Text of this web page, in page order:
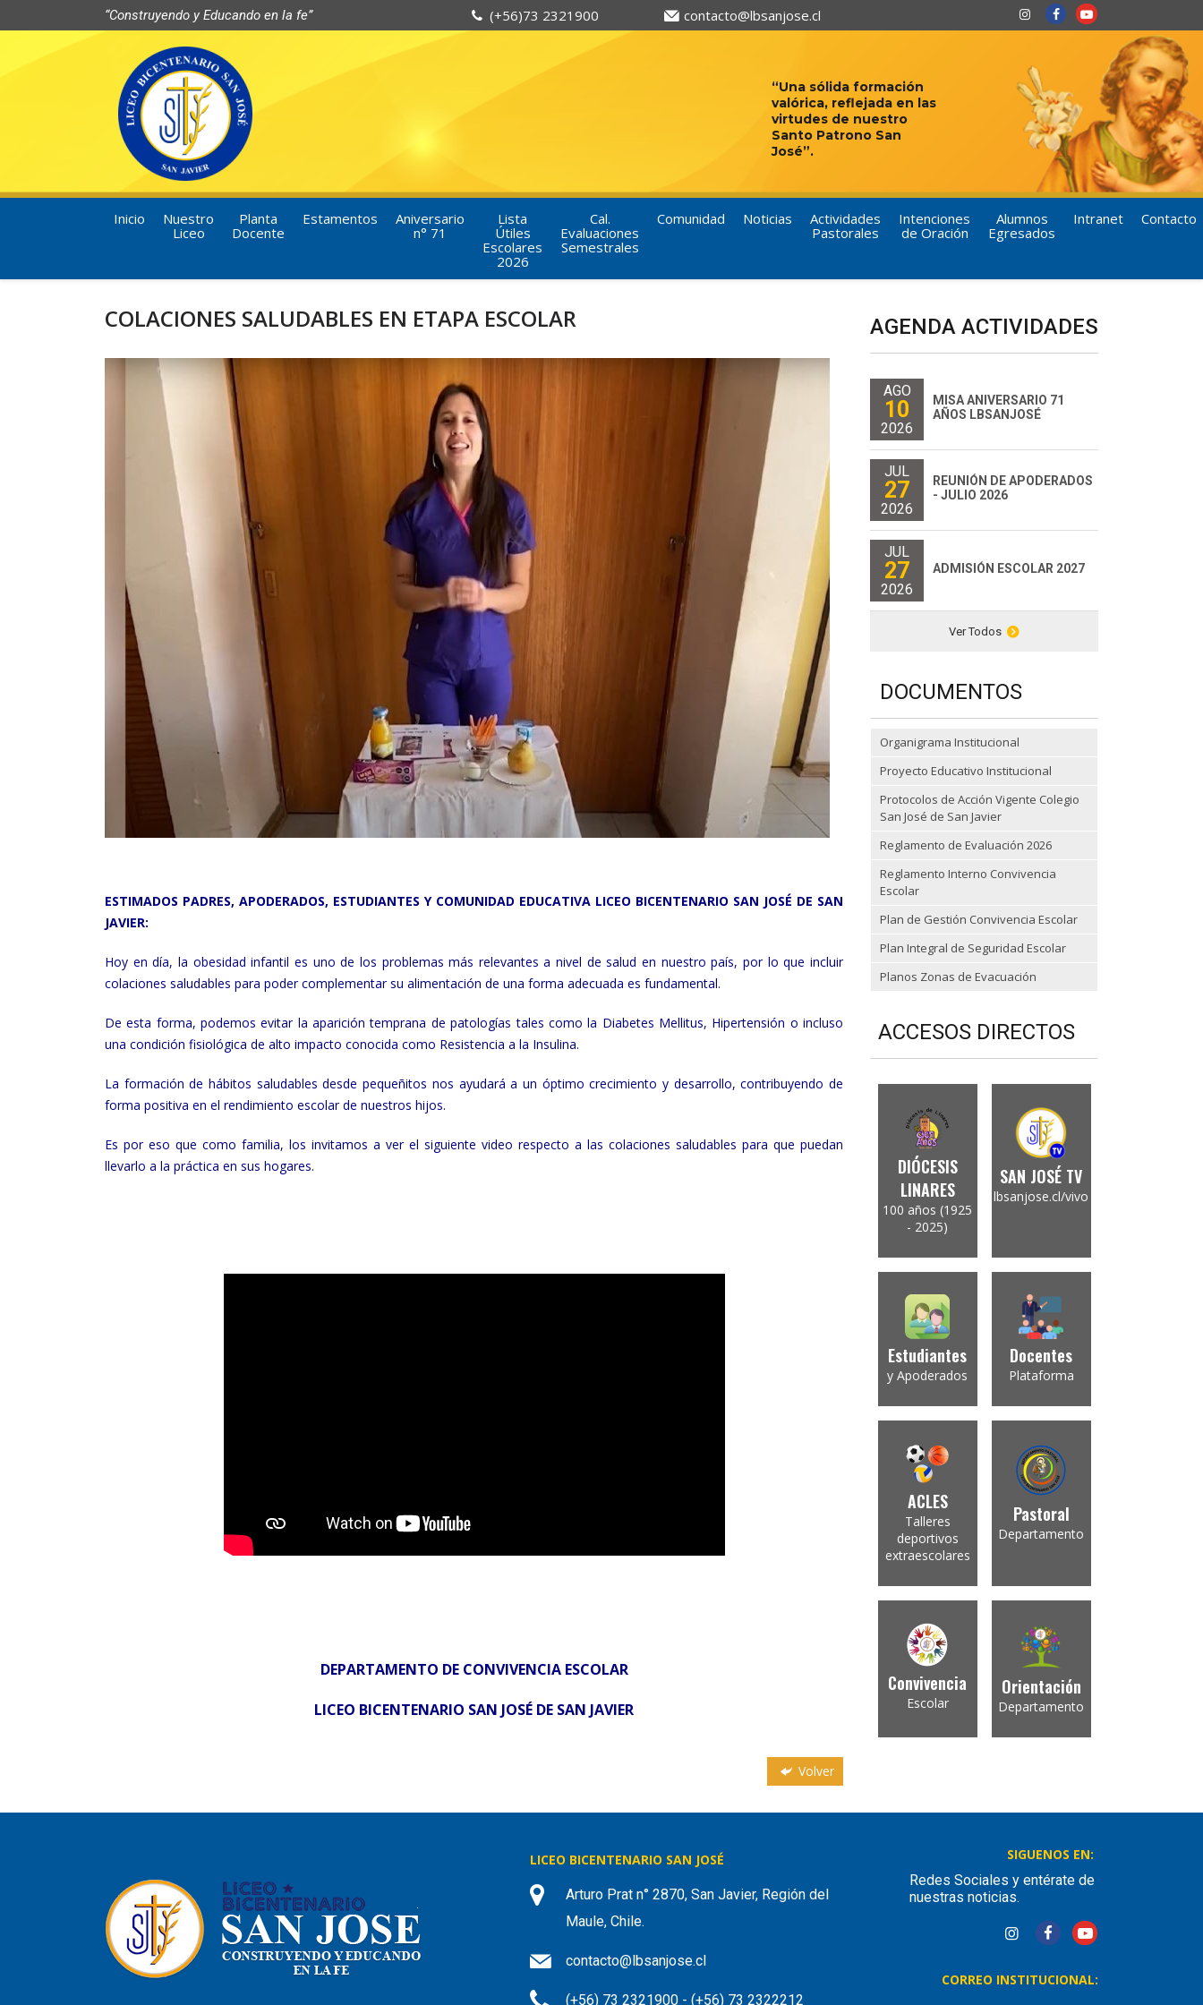
“Construyendo y Educando en la fe” (+56)73 2321900 contacto@lbsanjose.cl
“Una sólida formación
valórica, reflejada en las
virtudes de nuestro
Santo Patrono San
José”.
Inicio
Nuestro
Liceo
Planta
Docente
Estamentos
Aniversario
n° 71
Lista
Útiles
Escolares
2026
Cal.
Evaluaciones
Semestrales
Comunidad Noticias
Actividades
Pastorales
Intenciones
de Oración
Alumnos
Egresados
Intranet Contacto
COLACIONES SALUDABLES EN ETAPA ESCOLAR
ESTIMADOS PADRES, APODERADOS, ESTUDIANTES Y COMUNIDAD EDUCATIVA LICEO BICENTENARIO SAN JOSÉ DE SAN
JAVIER:
Hoy en día, la obesidad infantil es uno de los problemas más relevantes a nivel de salud en nuestro país, por lo que incluir
colaciones saludables para poder complementar su alimentación de una forma adecuada es fundamental.
De esta forma, podemos evitar la aparición temprana de patologías tales como la Diabetes Mellitus, Hipertensión o incluso
una condición fisiológica de alto impacto conocida como Resistencia a la Insulina.
La formación de hábitos saludables desde pequeñitos nos ayudará a un óptimo crecimiento y desarrollo, contribuyendo de
forma positiva en el rendimiento escolar de nuestros hijos.
Es por eso que como familia, los invitamos a ver el siguiente video respecto a las colaciones saludables para que puedan
llevarlo a la práctica en sus hogares.
DEPARTAMENTO DE CONVIVENCIA ESCOLAR
LICEO BICENTENARIO SAN JOSÉ DE SAN JAVIER
Volver
AGENDA ACTIVIDADES
AGO
10
2026
MISA ANIVERSARIO 71
AÑOS LBSANJOSÉ
JUL
27
2026
REUNIÓN DE APODERADOS
- JULIO 2026
JUL
27
2026
ADMISIÓN ESCOLAR 2027
Ver Todos
DOCUMENTOS
Organigrama Institucional
Proyecto Educativo Institucional
Protocolos de Acción Vigente Colegio
San José de San Javier
Reglamento de Evaluación 2026
Reglamento Interno Convivencia
Escolar
Plan de Gestión Convivencia Escolar
Plan Integral de Seguridad Escolar
Planos Zonas de Evacuación
ACCESOS DIRECTOS
DIÓCESIS
LINARES
100 años (1925
- 2025)
SAN JOSÉ TV
lbsanjose.cl/vivo
Estudiantes
y Apoderados
Docentes
Plataforma
ACLES
Talleres
deportivos
extraescolares
Pastoral
Departamento
Convivencia
Escolar
Orientación
Departamento
LICEO BICENTENARIO SAN JOSÉ
Arturo Prat n° 2870, San Javier, Región del
Maule, Chile.
contacto@lbsanjose.cl
(+56) 73 2321900 - (+56) 73 2322212
SIGUENOS EN:
Redes Sociales y entérate de
nuestras noticias.
CORREO INSTITUCIONAL: